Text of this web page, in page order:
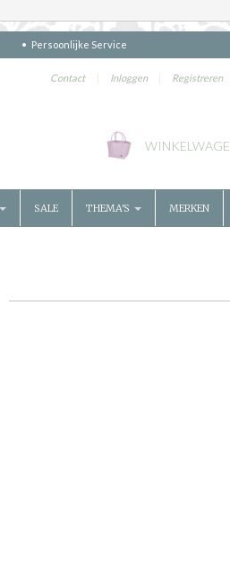
Persoonlijke Service
Contact | Inloggen | Registreren
SALE THEMA'S MERKEN